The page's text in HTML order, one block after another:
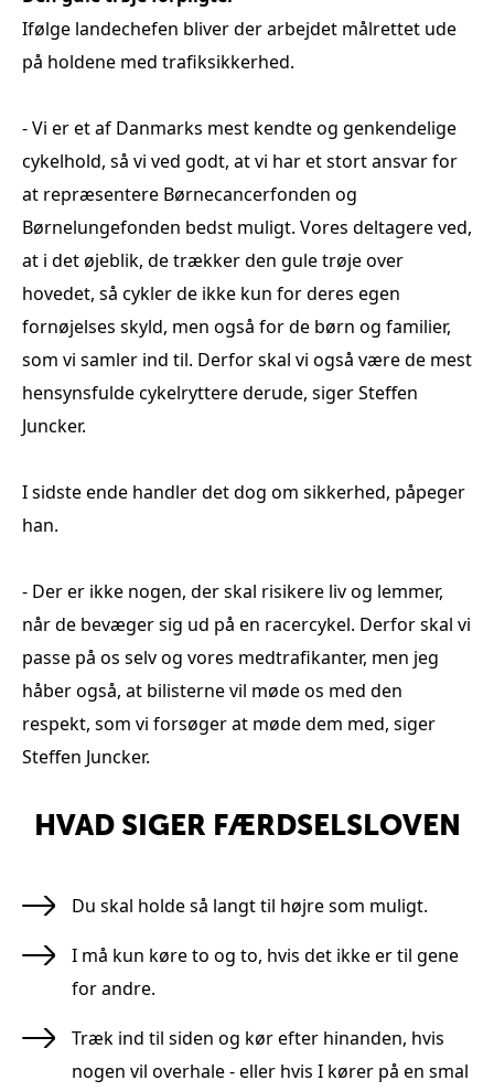
Ifølge landechefen bliver der arbejdet målrettet ude
på holdene med trafiksikkerhed.
- Vi er et af Danmarks mest kendte og genkendelige
cykelhold, så vi ved godt, at vi har et stort ansvar for
at repræsentere Børnecancerfonden og
Børnelungefonden bedst muligt. Vores deltagere ved,
at i det øjeblik, de trækker den gule trøje over
hovedet, så cykler de ikke kun for deres egen
fornøjelses skyld, men også for de børn og familier,
som vi samler ind til. Derfor skal vi også være de mest
hensynsfulde cykelryttere derude, siger Steffen
Juncker.
I sidste ende handler det dog om sikkerhed, påpeger
han.
- Der er ikke nogen, der skal risikere liv og lemmer,
når de bevæger sig ud på en racercykel. Derfor skal vi
passe på os selv og vores medtrafikanter, men jeg
håber også, at bilisterne vil møde os med den
respekt, som vi forsøger at møde dem med, siger
Steffen Juncker.
HVAD SIGER FÆRDSELSLOVEN
Du skal holde så langt til højre som muligt.
I må kun køre to og to, hvis det ikke er til gene
for andre.
Træk ind til siden og kør efter hinanden, hvis
nogen vil overhale - eller hvis I kører på en smal